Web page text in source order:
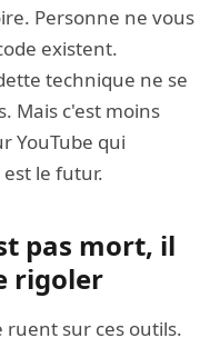
Personne ne vous
existent.
technique ne se
Mais c'est moins
YouTube qui
le futur.
pas mort, il
rigoler
ruent sur ces outils.